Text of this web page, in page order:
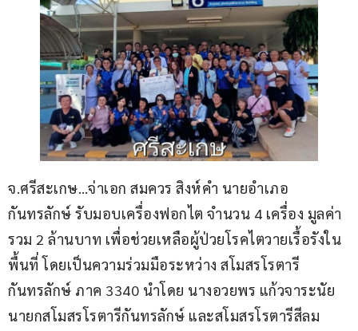
จ.ศรีสะเกษ…จ่าเอก สมควร สิงห์คำ นายอำเภอ
กันทรลักษ์ รับมอบเครื่องฟอกไต จำนวน 4 เครื่อง มูลค่า
รวม 2 ล้านบาท เพื่อช่วยเหลือผู้ป่วยโรคไตวายเรื้อรังใน
พื้นที่ โดยเป็นความร่วมมือระหว่าง สโมสรโรตารี
กันทรลักษ์ ภาค 3340 นำโดย นางอวยพร แก้วจาระนัย
นายกสโมสรโรตารีกันทรลักษ์ และสโมสรโรตารีสีลม